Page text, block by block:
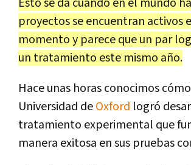
Esto se da cuando en el mundo
proyectos se encuentran activos
momento y parece que un par
un tratamiento este mismo año.
Hace unas horas conocimos
Universidad deOxford logró
tratamiento experimental que
manera exitosa en sus pruebas